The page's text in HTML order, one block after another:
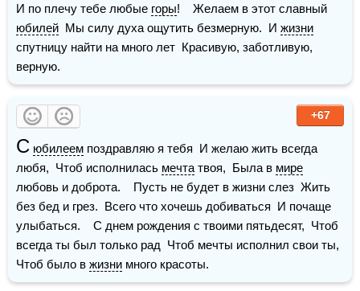
И по плечу тебе любые горы
юбилей
  Мы силу духа ощутить безмерную.  И
жизни
спутницу найти на много лет  Красивую, заботливую,
верную.
+67
С юбилеем поздравляю я тебя  И желаю жить всегда
любя,  Чтоб исполнилась мечта твоя,  Была в мире
любовь и доброта.    Пусть не будет в жизни слез  Жить
без бед и грез.  Всего что хочешь добиваться  И почаще
улыбаться.    С днем рождения с твоими пятьдесят,  Чтоб
всегда ты был только рад  Чтоб мечты исполнил свои ты,
Чтоб было в жизни много красоты.